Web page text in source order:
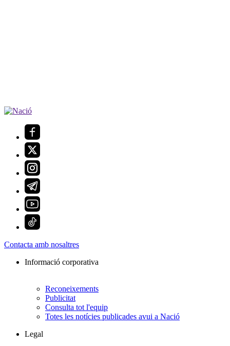
Contacta amb nosaltres
Informació corporativa
Reconeixements
Publicitat
Consulta tot l'equip
Totes les notícies publicades avui a Nació
Legal